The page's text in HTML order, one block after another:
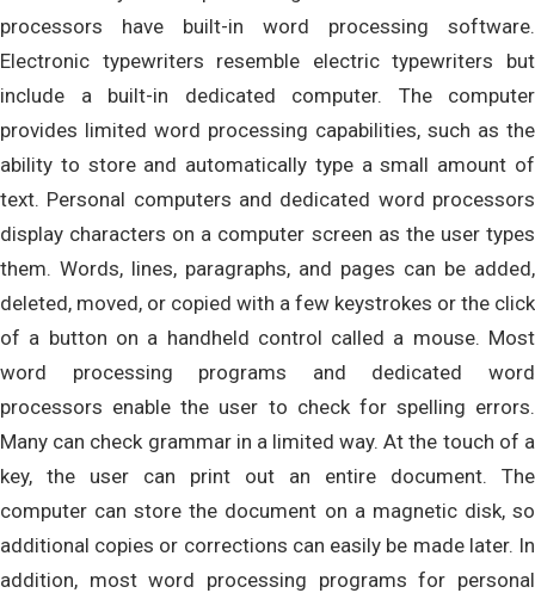
processors have built-in word processing software.
Electronic typewriters resemble electric typewriters but
include a built-in dedicated computer. The computer
provides limited word processing capabilities, such as the
ability to store and automatically type a small amount of
text. Personal computers and dedicated word processors
display characters on a computer screen as the user types
them. Words, lines, paragraphs, and pages can be added,
deleted, moved, or copied with a few keystrokes or the click
of a button on a handheld control called a mouse. Most
word processing programs and dedicated word
processors enable the user to check for spelling errors.
Many can check grammar in a limited way. At the touch of a
key, the user can print out an entire document. The
computer can store the document on a magnetic disk, so
additional copies or corrections can easily be made later. In
addition, most word processing programs for personal